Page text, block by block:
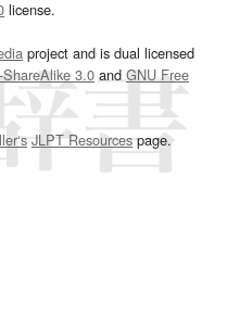
license.
project and is dual licensed
3.0and GNU Free
JLPT Resourcespage.